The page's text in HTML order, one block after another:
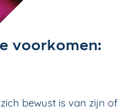
voorkomen:
bewust is van zijn of